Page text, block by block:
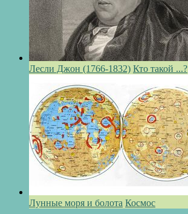
Лесли Джон (1766-1832) Кто такой ...?
Лунные моря и болота Космос